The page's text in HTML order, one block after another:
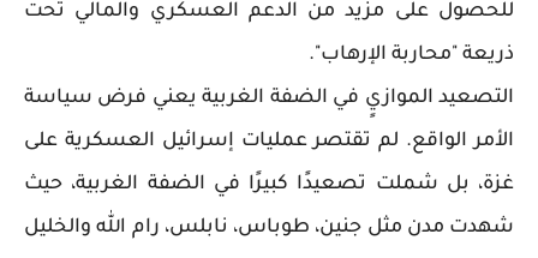
للحصول على مزيد من الدعم العسكري والمالي تحت
ذريعة "محاربة الإرهاب".
التصعيد الموازيٍ في الضفة الغربية يعني فرض سياسة
الأمر الواقع. لم تقتصر عمليات إسرائيل العسكرية على
غزة، بل شملت تصعيدًا كبيرًا في الضفة الغربية، حيث
شهدت مدن مثل جنين، طوباس، نابلس، رام الله والخليل